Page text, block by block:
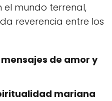
el mundo terrenal,
reverencia entre los
de amor y
mariana